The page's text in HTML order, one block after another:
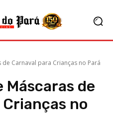
Carnaval para Crianças no Pará
Máscaras de
no